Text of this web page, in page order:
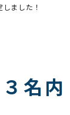
ました！
名内